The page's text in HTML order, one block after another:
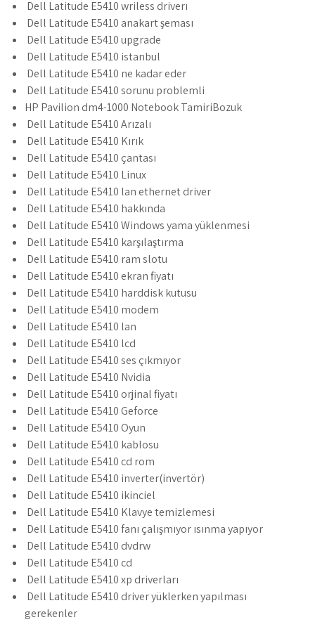
Dell Latitude E5410 wriless driverı
Dell Latitude E5410 anakart şeması
Dell Latitude E5410 upgrade
Dell Latitude E5410 istanbul
Dell Latitude E5410 ne kadar eder
Dell Latitude E5410 sorunu problemli
HP Pavilion dm4-1000 Notebook TamiriBozuk
Dell Latitude E5410 Arızalı
Dell Latitude E5410 Kırık
Dell Latitude E5410 çantası
Dell Latitude E5410 Linux
Dell Latitude E5410 lan ethernet driver
Dell Latitude E5410 hakkında
Dell Latitude E5410 Windows yama yüklenmesi
Dell Latitude E5410 karşılaştırma
Dell Latitude E5410 ram slotu
Dell Latitude E5410 ekran fiyatı
Dell Latitude E5410 harddisk kutusu
Dell Latitude E5410 modem
Dell Latitude E5410 lan
Dell Latitude E5410 lcd
Dell Latitude E5410 ses çıkmıyor
Dell Latitude E5410 Nvidia
Dell Latitude E5410 orjinal fiyatı
Dell Latitude E5410 Geforce
Dell Latitude E5410 Oyun
Dell Latitude E5410 kablosu
Dell Latitude E5410 cd rom
Dell Latitude E5410 inverter(invertör)
Dell Latitude E5410 ikinciel
Dell Latitude E5410 Klavye temizlemesi
Dell Latitude E5410 fanı çalışmıyor ısınma yapıyor
Dell Latitude E5410 dvdrw
Dell Latitude E5410 cd
Dell Latitude E5410 xp driverları
Dell Latitude E5410 driver yüklerken yapılması
gerekenler